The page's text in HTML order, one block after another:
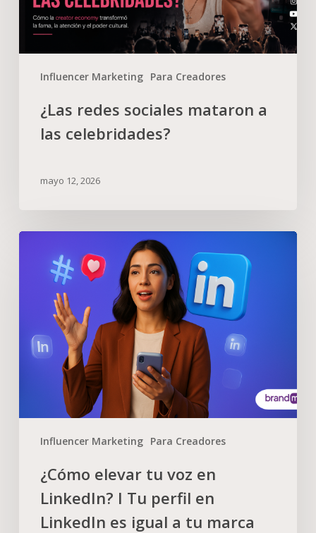
Influencer Marketing Para Creadores
¿Las redes sociales mataron a
las celebridades?
mayo 12, 2026
Influencer Marketing Para Creadores
¿Cómo elevar tu voz en
LinkedIn? I Tu perfil en
LinkedIn es igual a tu marca